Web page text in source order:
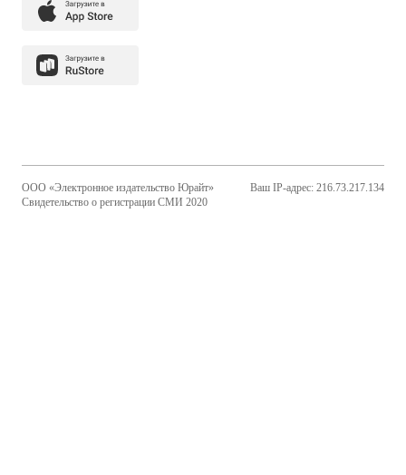
ООО «Электронное издательство Юрайт»
Свидетельство о регистрации СМИ 2020
Ваш IP-адрес: 216.73.217.134